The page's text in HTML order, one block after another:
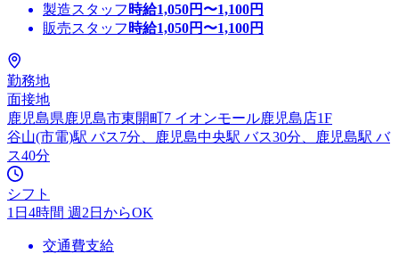
製造スタッフ 時給1,050円〜1,100円
販売スタッフ 時給1,050円〜1,100円
勤務地
面接地
鹿児島県鹿児島市東開町7 イオンモール鹿児島店1F
谷山(市電)駅 バス7分、鹿児島中央駅 バス30分、鹿児島駅 バ
ス40分
シフト
1日4時間 週2日からOK
交通費支給